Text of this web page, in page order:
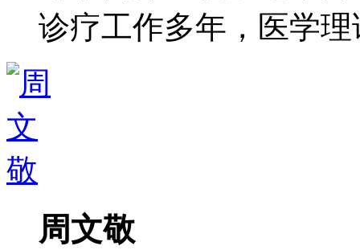
诊疗工作多年，医学理
周文敬